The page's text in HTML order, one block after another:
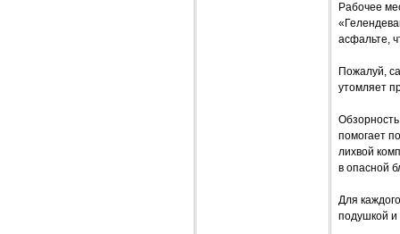
Рабочее
асфальте,
Пожалуй,
утомляет
помогает
лихвой
в опасной
Для
подушкой